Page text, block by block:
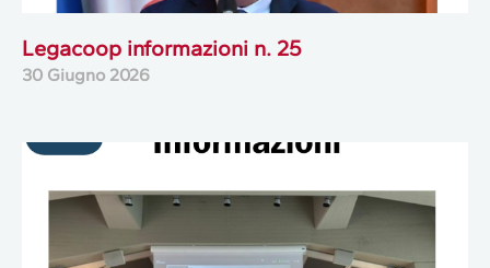
Legacoop informazioni n. 25
30 Giugno 2026